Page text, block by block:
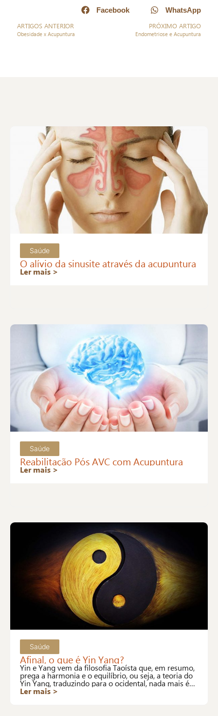
Facebook
WhatsApp
ARTIGOS ANTERIOR
Obesidade x Acupuntura
PRÓXIMO ARTIGO
Endometriose e Acupuntura
Saúde
O alívio da sinusite através da acupuntura
Ler mais >
Saúde
Reabilitação Pós AVC com Acupuntura
Ler mais >
Saúde
Afinal, o que é Yin Yang?
Yin e Yang vem da filosofia Taoísta que, em resumo,
prega a harmonia e o equilíbrio, ou seja, a teoria do
Yin Yang, traduzindo para o ocidental, nada mais é
que a definição de saúde da OMS.
Ler mais >